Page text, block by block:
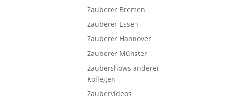
Zauberer Bremen
Zauberer Essen
Zauberer Hannover
Zauberer Münster
Zaubershows anderer
Kollegen
Zaubervideos